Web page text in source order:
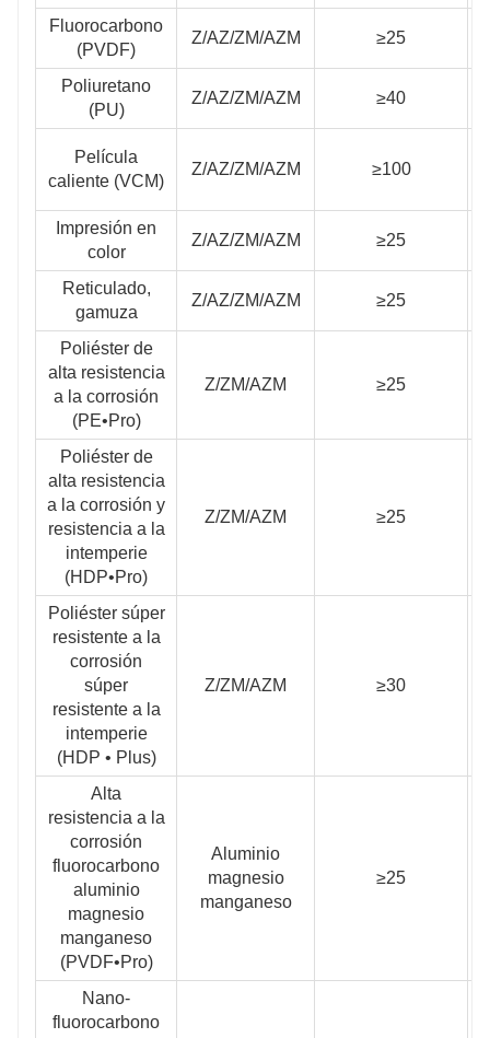
Fluorocarbono
(PVDF)
Z/AZ/ZM/AZM ≥25
Poliuretano
(PU)
Z/AZ/ZM/AZM ≥40
Película
caliente (VCM)
Z/AZ/ZM/AZM ≥100
Impresión en
color
Z/AZ/ZM/AZM ≥25
Reticulado,
gamuza
Z/AZ/ZM/AZM ≥25
Poliéster de
alta resistencia
a la corrosión
(PE•Pro)
Z/ZM/AZM ≥25
Poliéster de
alta resistencia
a la corrosión y
resistencia a la
intemperie
(HDP•Pro)
Z/ZM/AZM ≥25
Poliéster súper
resistente a la
corrosión
súper
resistente a la
intemperie
(HDP • Plus)
Z/ZM/AZM ≥30
Alta
resistencia a la
corrosión
fluorocarbono
aluminio
magnesio
manganeso
(PVDF•Pro)
Aluminio
magnesio
manganeso
≥25
Nano-
fluorocarbono